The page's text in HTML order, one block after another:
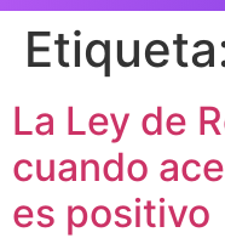
La Ley de
cuando
es positivo